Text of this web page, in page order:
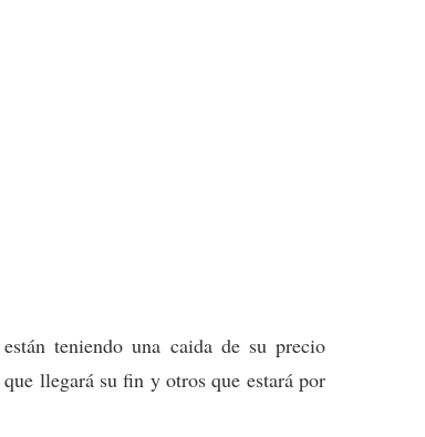
teniendo una caida de su precio
llegará su fin y otros que estará por